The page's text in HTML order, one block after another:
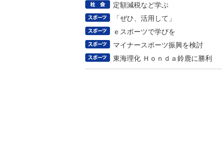
定額減税など学ぶ
「ぜひ、活用して」
ｅスポーツで学びを
マイナースポーツ振興を検討
東海理化 Ｈｏｎｄａ鈴鹿に勝利